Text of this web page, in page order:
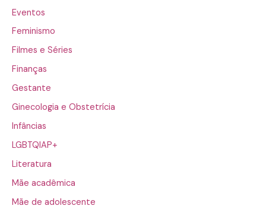
Eventos
Feminismo
Filmes e Séries
Finanças
Gestante
Ginecologia e Obstetrícia
Infâncias
LGBTQIAP+
Literatura
Mãe acadêmica
Mãe de adolescente